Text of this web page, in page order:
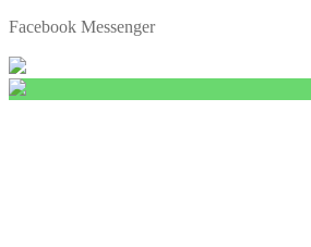
Facebook Messenger